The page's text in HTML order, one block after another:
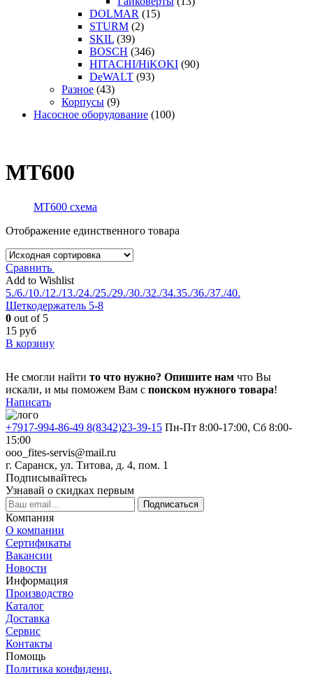
DOLMAR (15)
STURM (2)
SKIL (39)
BOSCH (346)
HITACHI/HiKOKI (90)
DeWALT (93)
Разное (43)
Корпусы (9)
Насосное оборудование (100)
MT600
MT600 схема
Отображение единственного товара
Сравнить
Add to Wishlist
5./6./10./12./13./24./25./29./30./32./34.35./36./37./40.
Щеткодержатель 5-8
0 out of 5
15 руб
В корзину
Не смогли найти то что нужно? Опишите нам что Вы
искали, и мы поможем Вам с поиском нужного товара!
Написать
+7917-994-86-49 8(8342)23-39-15 Пн-Пт 8:00-17:00, Сб 8:00-
15:00
ooo_fites-servis@mail.ru
г. Саранск, ул. Титова, д. 4, пом. 1
Подписывайтесь
Узнавай о скидках первым
Подписаться
Компания
О компании
Сертификаты
Вакансии
Новости
Информация
Производство
Каталог
Доставка
Сервис
Контакты
Помощь
Политика конфиденц.